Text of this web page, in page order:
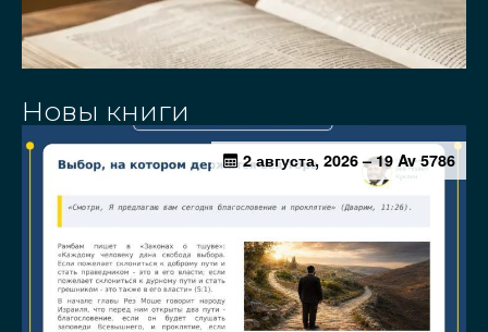
Новы книги